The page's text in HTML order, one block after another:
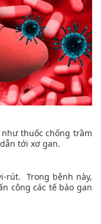
thuốc chống trầm
tới xơ gan.
rút. Trong bệnh này,
công các tế bào gan